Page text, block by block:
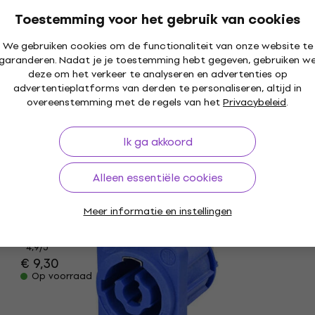
Toestemming voor het gebruik van cookies
We gebruiken cookies om de functionaliteit van onze website te
Nadat je je toestemming hebt gegeven, gebruiken
deze om het verkeer te analyseren en advertenties op
advertentieplatforms van derden te personaliseren, altijd in
overeenstemming met de regels van hetPrivacybeleid.
Ik ga akkoord
Alleen essentiële cookies
Meer informatie en instellingen
Op voorraad
Neutrik NL4FXX-W-L Speakon-connector
Speakon-connector
€ 7,09
Op voorraad
Neutrik NJ3FC6-BAG Jack 6,3 mm
4,9/5
€ 9,30
Op voorraad